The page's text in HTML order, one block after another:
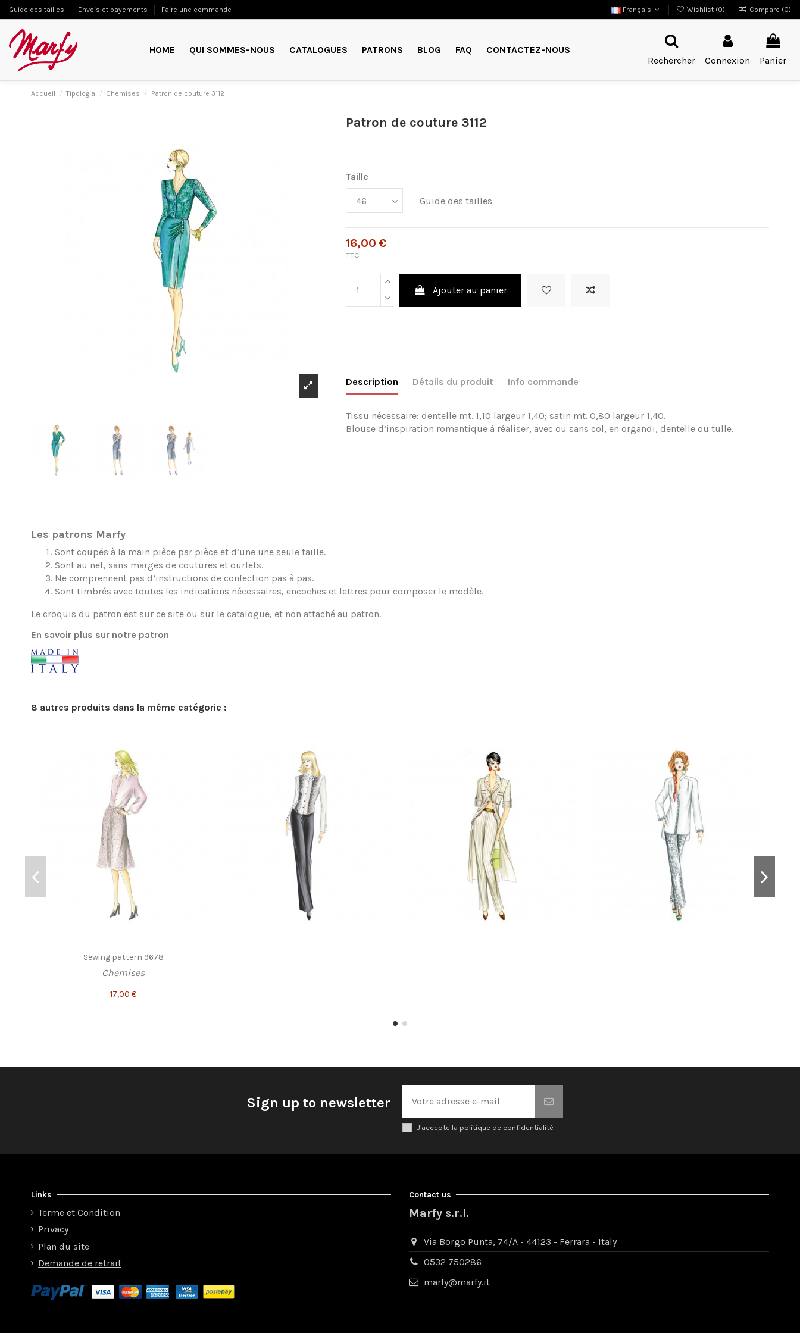
Guide des tailles Envois et payements Faire une commande Français Wishlist (0) Compare (0)
HOME QUI SOMMES-NOUS CATALOGUES PATRONS BLOG FAQ
CONTACTEZ-NOUS
Rechercher
Connexion Panier
Accueil Tipologia Chemises Patron de couture 3112
Patron de couture 3112
Taille
Guide des tailles
16,00 €
TTC
Ajouter au panier
Description Détails du produit Info commande
Tissu nécessaire: dentelle mt. 1,10 largeur 1,40; satin mt. 0,80 largeur 1,40.
Blouse d’inspiration romantique à réaliser, avec ou sans col, en organdi, dentelle ou tulle.
Les patrons Marfy
Sont coupés à la main pièce par pièce et d’une une seule taille.
Sont au net, sans marges de coutures et ourlets.
Ne comprennent pas d’instructions de confection pas à pas.
Sont timbrés avec toutes les indications nécessaires, encoches et lettres pour composer le modèle.
Le croquis du patron est sur ce site ou sur le catalogue, et non attaché au patron.
En savoir plus sur notre patron
8 autres produits dans la même catégorie :
Sewing pattern 9678
Chemises
17,00 €
Sign up to newsletter
J'accepte la politique de confidentialité
Links
Terme et Condition
Privacy
Plan du site
Demande de retrait
Contact us
Marfy s.r.l.
Via Borgo Punta, 74/A - 44123 - Ferrara - Italy
0532 750286
marfy@marfy.it